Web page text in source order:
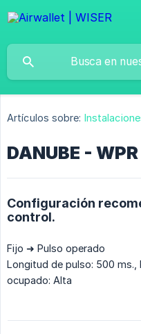
Artículos sobre:
DANUBE -
Configuración
control.
Fijo ➜ Pulso operado
Longitud de pulso: 500 ms.,
ocupado: Alta